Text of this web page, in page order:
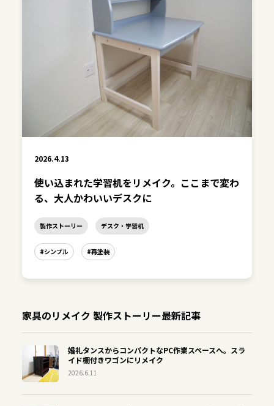
2026.4.13
使い込まれた学習机をリメイク。ここまで変わ
る、大人かわいいデスクに
製作ストーリー デスク・学習机
#シンプル #再塗装
家具のリメイク 製作ストーリー最新記事
婚礼タンスからコンパクトなPC作業スペースへ。スラ
イド棚付きワゴンにリメイク
2026.6.11